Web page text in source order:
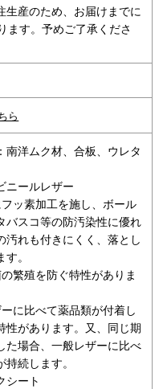
生産のため、お届けまでに
ます。予めご了承くださ
ら
南洋ムク材、合板、ウレタ
ニールレザー
ッ素加工を施し、ボール
バスコ等の防汚染性に優れ
汚れも付きにくく、落とし
。
繁殖を防ぐ特性がありま
に比べて薬品類が付着し
性があります。又、同じ期
た場合、一般レザーに比べ
続します。
シート